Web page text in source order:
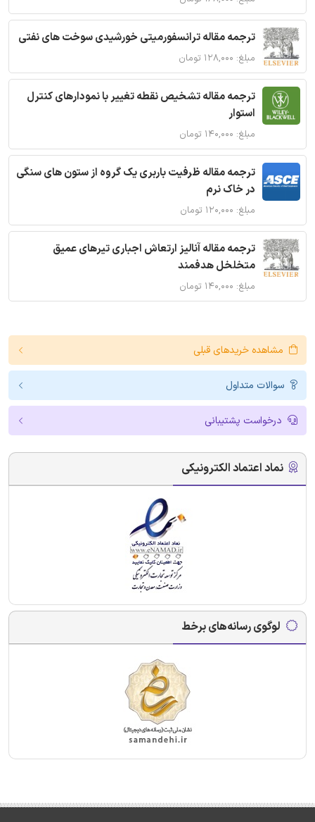
ترجمه مقاله ترانسفورمیتی خورشیدی سوخت های نفتی
مبلغ: ۱۲۸,۰۰۰ تومان
ترجمه مقاله تشخیص نقطه تغییر با نمودارهای کنترل
استوار
مبلغ: ۱۴۰,۰۰۰ تومان
ترجمه مقاله ظرفیت باربری یک گروه از ستون های سنگی
در خاک نرم
مبلغ: ۱۲۰,۰۰۰ تومان
ترجمه مقاله آنالیز ارتعاش اجباری تیرهای عمیق
متخلخل هدفمند
مبلغ: ۱۴۰,۰۰۰ تومان
مشاهده خریدهای قبلی
سوالات متداول
درخواست پشتیبانی
نماد اعتماد الکترونیکی
لوگوی رسانه‌های برخط